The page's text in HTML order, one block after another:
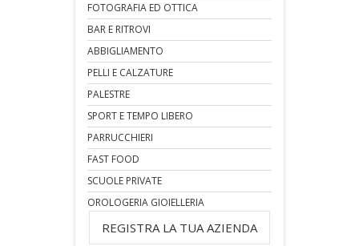
FOTOGRAFIA ED OTTICA
BAR E RITROVI
ABBIGLIAMENTO
PELLI E CALZATURE
PALESTRE
SPORT E TEMPO LIBERO
PARRUCCHIERI
FAST FOOD
SCUOLE PRIVATE
OROLOGERIA GIOIELLERIA
REGISTRA LA TUA AZIENDA